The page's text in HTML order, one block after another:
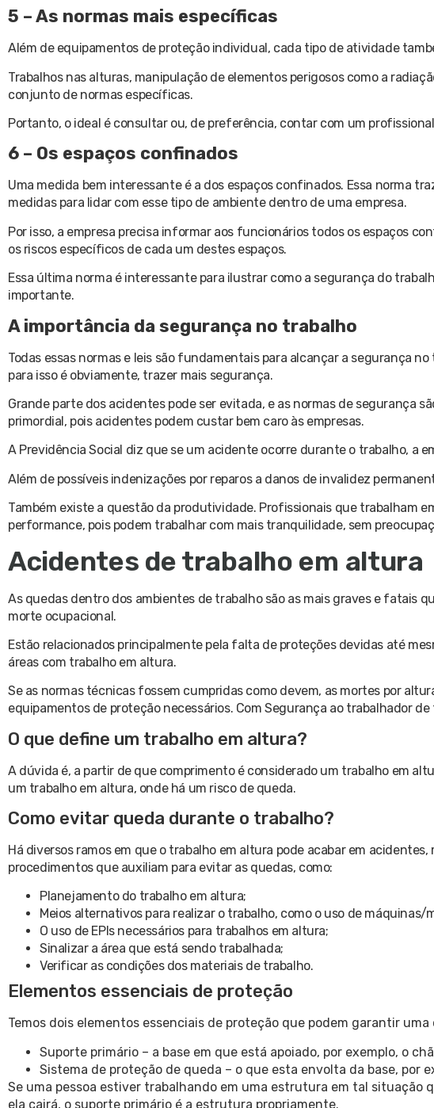
5 – As normas mais específicas
Além de equipamentos de proteção individual, cada tipo de atividade
Trabalhos nas alturas, manipulação de elementos perigosos como a
conjunto de normas específicas.
Portanto, o ideal é consultar ou, de preferência, contar com um
6 – Os espaços confinados
Uma medida bem interessante é a dos espaços confinados. Essa norma
medidas para lidar com esse tipo de ambiente dentro de uma empresa.
Por isso, a empresa precisa informar aos funcionários todos os espaços
os riscos específicos de cada um destes espaços.
Essa última norma é interessante para ilustrar como a segurança do
importante.
A importância da segurança no trabalho
Todas essas normas e leis são fundamentais para alcançar a segurança
para isso é obviamente, trazer mais segurança.
Grande parte dos acidentes pode ser evitada, e as normas de segurança
primordial, pois acidentes podem custar bem caro às empresas.
A Previdência Social diz que se um acidente ocorre durante o trabalho, a
Além de possíveis indenizações por reparos a danos de invalidez
Também existe a questão da produtividade. Profissionais que trabalham
performance, pois podem trabalhar com mais tranquilidade, sem
Acidentes de trabalho em altura
As quedas dentro dos ambientes de trabalho são as mais graves e fatais
morte ocupacional.
Estão relacionados principalmente pela falta de proteções devidas até
áreas com trabalho em altura.
Se as normas técnicas fossem cumpridas como devem, as mortes por
equipamentos de proteção necessários. Com Segurança ao trabalhador
O que define um trabalho em altura?
A dúvida é, a partir de que comprimento é considerado um trabalho em
um trabalho em altura, onde há um risco de queda.
Como evitar queda durante o trabalho?
Há diversos ramos em que o trabalho em altura pode acabar em
procedimentos que auxiliam para evitar as quedas, como:
Planejamento do trabalho em altura;
Meios alternativos para realizar o trabalho, como o uso de máquinas/
O uso de EPIs necessários para trabalhos em altura;
Sinalizar a área que está sendo trabalhada;
Verificar as condições dos materiais de trabalho.
Elementos essenciais de proteção
Temos dois elementos essenciais de proteção que podem garantir
Suporte primário – a base em que está apoiado, por exemplo, o
Sistema de proteção de queda – o que esta envolta da base, por
Se uma pessoa estiver trabalhando em uma estrutura em tal
ela cairá, o suporte primário é a estrutura propriamente.